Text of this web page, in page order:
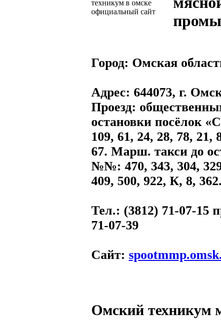
Город: Омская
Адрес: 644073, г.
Проезд:
остановки посёлок
109, 61, 24, 28, 78,
67. Марш. такси до
№№: 470, 343, 304,
409, 500, 922, К, 8,
Тел.: (3812) 71-07-15
71-07-39
Сайт:
Омский техникум